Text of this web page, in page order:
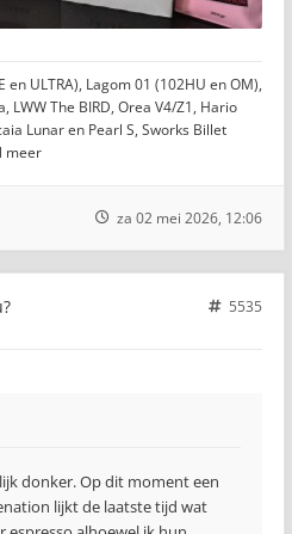
en ULTRA), Lagom 01 (102HU en OM),
LWW The BIRD, Orea V4/Z1, Hario
Lunar en Pearl S, Sworks Billet
meer
za 02 mei 2026, 12:06
5535
donker. Op dit moment een
lijkt de laatste tijd wat